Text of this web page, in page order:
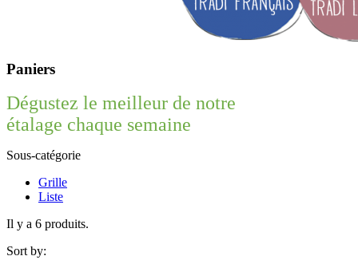
Paniers
Dégustez le meilleur de notre
étalage chaque semaine
Sous-catégorie
Grille
Liste
Il y a 6 produits.
Sort by: